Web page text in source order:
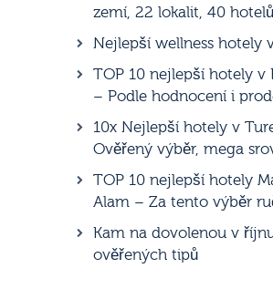
zemí, 22 lokalit, 40 hotelů
Nejlepší wellness hotely
TOP 10 nejlepší hotely v
– Podle hodnocení i
10x Nejlepší hotely v
Ověřený výběr, mega
TOP 10 nejlepší hotely
Alam – Za tento výběr
Kam na dovolenou v
ověřených tipů